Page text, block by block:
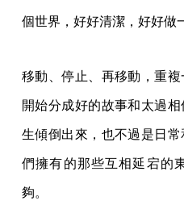
個世界，好好清潔，好好做
移動、停止、再移動，重
開始分成好的故事和太過
生傾倒出來，也不過是日
們擁有的那些互相延宕的
夠。